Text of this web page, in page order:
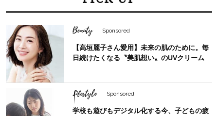
Beauty Sponsored
【高垣麗子さん愛用】未来の肌のために。毎
日続けたくなる〝美肌想い〟のUVクリーム
Lifestyle Sponsored
学校も遊びもデジタル化する今、子どもの疲